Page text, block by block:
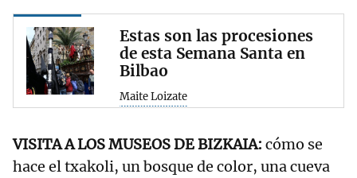
Estas son las procesiones
de esta Semana Santa en
Bilbao
Maite Loizate
VISITA A LOS MUSEOS DE BIZKAIA: cómo se
hace el txakoli, un bosque de color, una cueva